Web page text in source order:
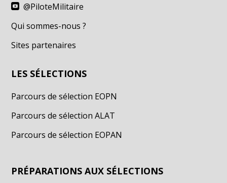
Formes Imbriquées
@PiloteMilitaire
Qui sommes-nous ?
Sites partenaires
LES SÉLECTIONS
Parcours de sélection EOPN
Parcours de sélection ALAT
Parcours de sélection EOPAN
PRÉPARATIONS AUX SÉLECTIONS